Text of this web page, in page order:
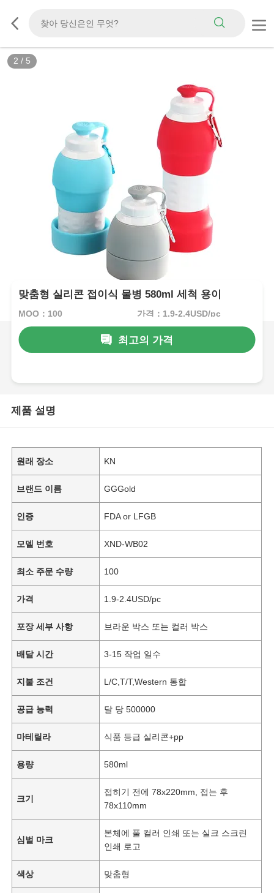
3 / 5
맞춤형 실리콘 접이식 물병 580ml 세척 용이
MOQ：100 가격：1.9-2.4USD/pc
최고의 가격
제품 설명
원래 장소 KN
브랜드 이름 GGGold
인증 FDA or LFGB
모델 번호 XND-WB02
최소 주문 수량 100
가격 1.9-2.4USD/pc
포장 세부 사항 브라운 박스 또는 컬러 박스
배달 시간 3-15 작업 일수
지불 조건 L/C,T/T,Western 통합
공급 능력 달 당 500000
마테릴라 식품 등급 실리콘+pp
용량 580ml
크기
접히기 전에 78x220mm, 접는 후
78x110mm
심벌 마크
본체에 풀 컬러 인쇄 또는 실크 스크린
인쇄 로고
색상 맞춤형